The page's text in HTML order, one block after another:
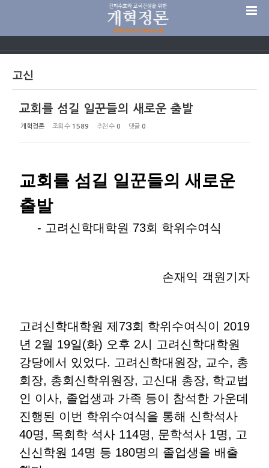
고신
교회를 섬길 일꾼들의 새로운 출발
개혁정론 조회 수 1589 추천 수 0 댓글 0
교회를 섬길 일꾼들의 새로운
출발
- 고려신학대학원 73회 학위수여식
손재익 객원기자
고려신학대학원 제73회 학위수여식이 2019
년 2월 19일(화) 오후 2시 고려신학대학원
강당에서 있었다. 고려신학대원장, 교수, 총
회장, 총회신학위원장, 고신대 총장, 학교법
인 이사, 졸업생과 가족 등이 참석한 가운데
진행된 이번 학위수여식을 통해 신학석사
40명, 목회학 석사 114명, 문학석사 1명, 고
신신학원 14명 등 180명의 졸업생을 배출
Sketchbook5, 스케치북5
Sketchbook5, 스케치북5